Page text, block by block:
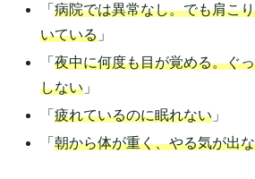
「病院では異常なし。でも肩こ
いている 」
「夜中に何度も目が覚める。ぐ
しない 」
「疲れているのに眠れない 」
「朝から体が重く、やる気が出